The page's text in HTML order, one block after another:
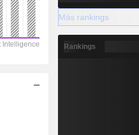
Más rankings
Rankings